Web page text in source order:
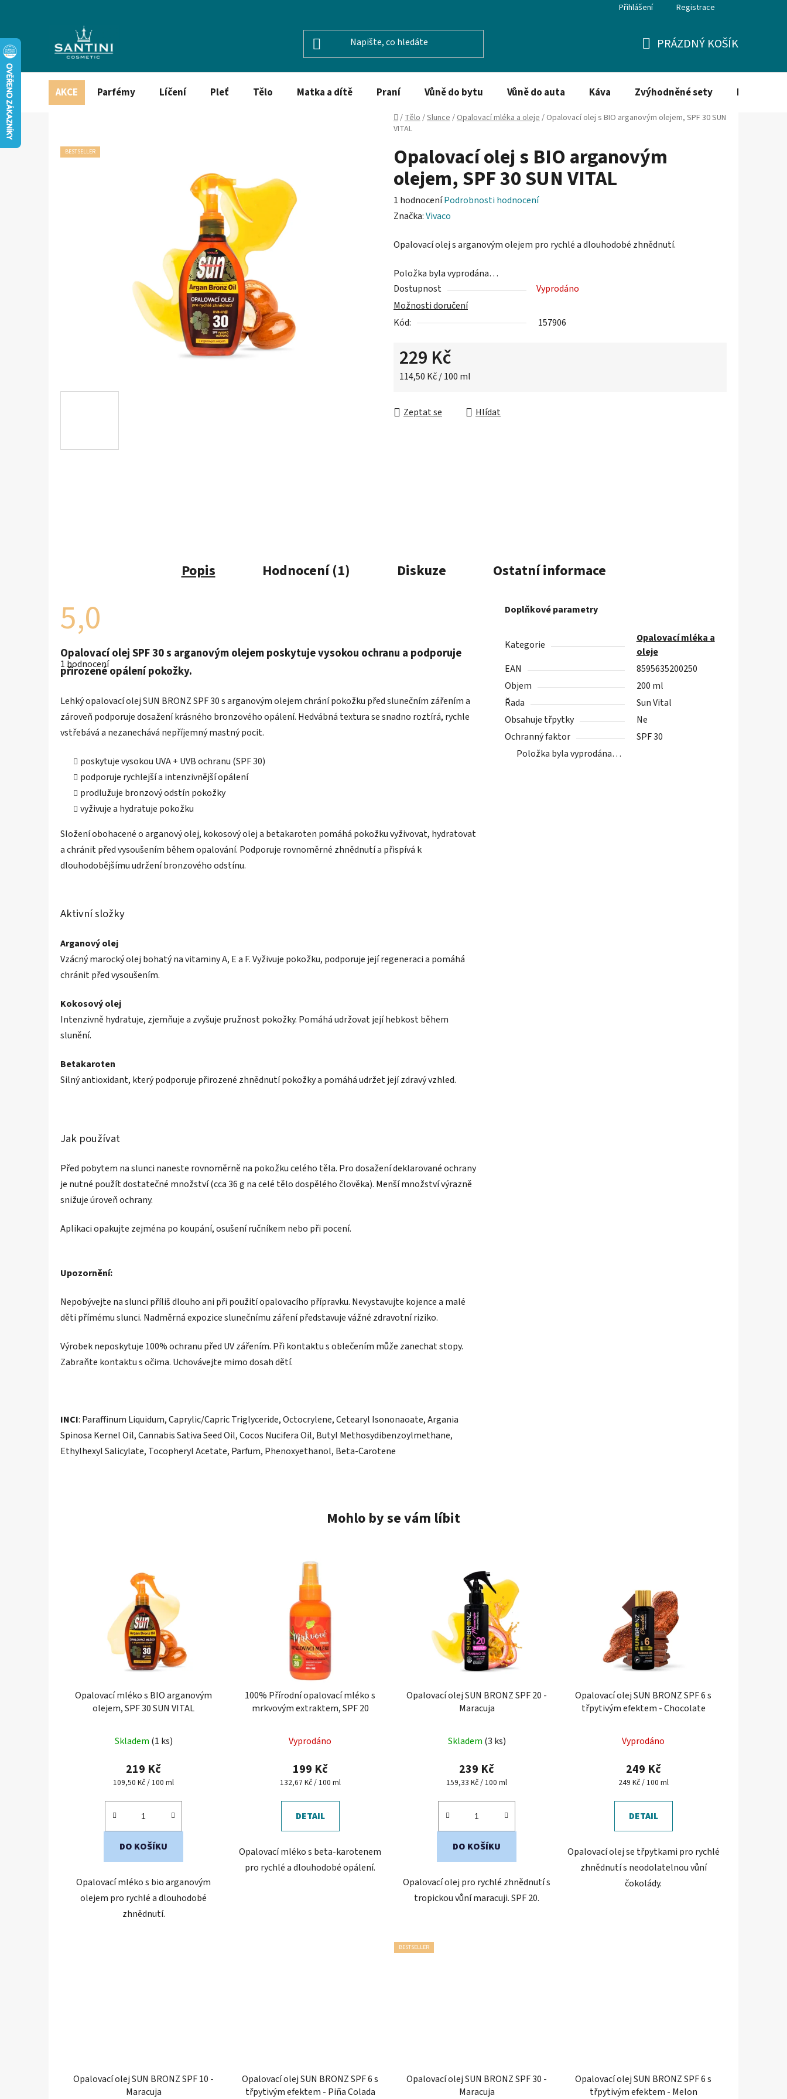
Přihlášení Registrace
KOŠÍK
PRÁZDNÝ KOŠÍK
AKCE Parfémy Líčení Pleť Tělo Matka a dítě Praní Vůně do bytu Vůně do auta Káva Zvýhodněné sety Dezinfekce
Domů
/Tělo/Slunce/Opalovací mléka a oleje/ Opalovací olej s BIO arganovým olejem, SPF 30 SUN
VITAL
Opalovací olej s BIO arganovým
olejem, SPF 30 SUN VITAL
Průměrné
hodnocení
je
z
5
hvězdiček.
1 hodnoceníPodrobnosti hodnocení
Značka:Vivaco
Opalovací olej s arganovým olejem pro rychlé a dlouhodobé zhnědnutí.
Položka byla vyprodána…
Dostupnost
Vyprodáno
Možnosti doručení
Kód:
157906
229 Kč
Měrná cena:
114,50 Kč / 100 ml
Zeptat se Hlídat
BESTSELLER
Popis Hodnocení (1) Diskuze Ostatní informace
5,0
Průměrné
hodnocení
produktu
je
5
hvězdiček.
1 hodnocení
Opalovací olej SPF 30 s arganovým olejem poskytuje vysokou ochranu a podporuje
přirozené opálení pokožky.
Lehký opalovací olej SUN BRONZ SPF 30 s arganovým olejem chrání pokožku před slunečním zářením a
zároveň podporuje dosažení krásného bronzového opálení. Hedvábná textura se snadno roztírá, rychle
vstřebává a nezanechává nepříjemný mastný pocit.
poskytuje vysokou UVA + UVB ochranu (SPF 30)
podporuje rychlejší a intenzivnější opálení
prodlužuje bronzový odstín pokožky
vyživuje a hydratuje pokožku
Složení obohacené o arganový olej, kokosový olej a betakaroten pomáhá pokožku vyživovat, hydratovat
a chránit před vysoušením během opalování. Podporuje rovnoměrné zhnědnutí a přispívá k
dlouhodobějšímu udržení bronzového odstínu.
Aktivní složky
Arganový olej
Vzácný marocký olej bohatý na vitaminy A, E a F. Vyživuje pokožku, podporuje její regeneraci a pomáhá
chránit před vysoušením.
Kokosový olej
Intenzivně hydratuje, zjemňuje a zvyšuje pružnost pokožky. Pomáhá udržovat její hebkost během
slunění.
Betakaroten
Silný antioxidant, který podporuje přirozené zhnědnutí pokožky a pomáhá udržet její zdravý vzhled.
Jak používat
Před pobytem na slunci naneste rovnoměrně na pokožku celého těla. Pro dosažení deklarované ochrany
je nutné použít dostatečné množství (cca 36 g na celé tělo dospělého člověka). Menší množství výrazně
snižuje úroveň ochrany.
Aplikaci opakujte zejména po koupání, osušení ručníkem nebo při pocení.
Upozornění:
Nepobývejte na slunci příliš dlouho ani při použití opalovacího přípravku. Nevystavujte kojence a malé
děti přímému slunci. Nadměrná expozice slunečnímu záření představuje vážné zdravotní riziko.
Výrobek neposkytuje 100% ochranu před UV zářením. Při kontaktu s oblečením může zanechat stopy.
Zabraňte kontaktu s očima. Uchovávejte mimo dosah dětí.
INCI: Paraffinum Liquidum, Caprylic/Capric Triglyceride, Octocrylene, Cetearyl Isononaoate, Argania
Spinosa Kernel Oil, Cannabis Sativa Seed Oil, Cocos Nucifera Oil, Butyl Methosydibenzoylmethane,
Ethylhexyl Salicylate, Tocopheryl Acetate, Parfum, Phenoxyethanol, Beta-Carotene
Doplňkové parametry
Kategorie
Opalovací mléka a
oleje
EAN
8595635200250
Objem
200 ml
Řada
Sun Vital
Obsahuje třpytky
Ne
Ochranný faktor
SPF 30
Položka byla vyprodána…
Mohlo by se vám líbit
Opalovací mléko s BIO arganovým
olejem, SPF 30 SUN VITAL
hodnocení
produktu
je
z
hvězdiček.
Skladem (1 ks)
219 Kč
Měrná
109,50 Kč / 100 ml
DO KOŠÍKU
Opalovací mléko s bio arganovým
olejem pro rychlé a dlouhodobé
zhnědnutí.
100% Přírodní opalovací mléko s
mrkvovým extraktem, SPF 20
Vyprodáno
199 Kč
Měrná
132,67 Kč / 100 ml
DETAIL
Opalovací mléko s beta-karotenem
pro rychlé a dlouhodobé opálení.
Opalovací olej SUN BRONZ SPF 20 -
Maracuja
Skladem (3 ks)
239 Kč
Měrná
159,33 Kč / 100 ml
DO KOŠÍKU
Opalovací olej pro rychlé zhnědnutí s
tropickou vůní maracuji. SPF 20.
Opalovací olej SUN BRONZ SPF 6 s
třpytivým efektem - Chocolate
hodnocení
produktu
je
z
Vyprodáno
249 Kč
Měrná
249 Kč / 100 ml
DETAIL
Opalovací olej se třpytkami pro rychlé
zhnědnutí s neodolatelnou vůní
čokolády.
Opalovací olej SUN BRONZ SPF 10 -
Maracuja
Opalovací olej SUN BRONZ SPF 6 s
třpytivým efektem - Piña Colada
BESTSELLER
Opalovací olej SUN BRONZ SPF 30 -
Maracuja
Opalovací olej SUN BRONZ SPF 6 s
třpytivým efektem - Melon